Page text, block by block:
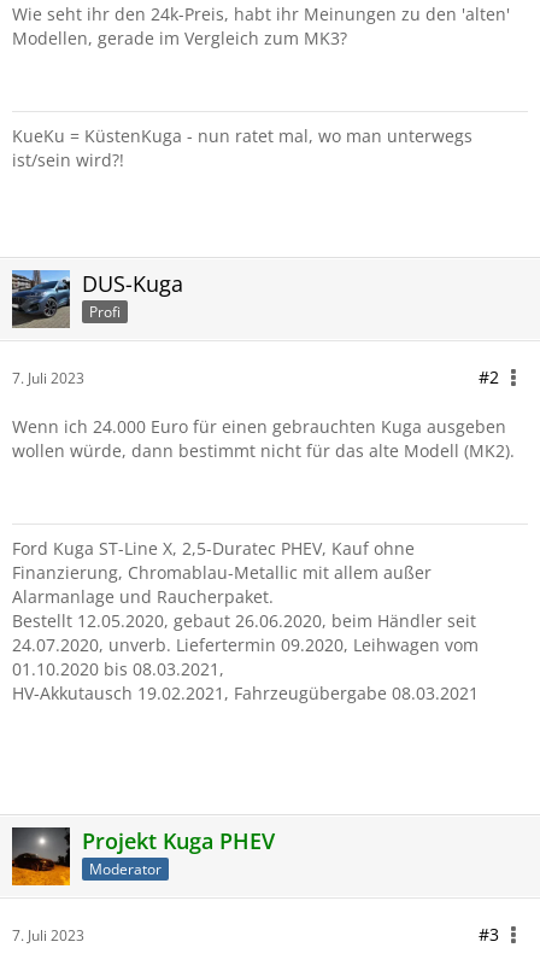
Wie seht ihr den 24k-Preis, habt ihr Meinungen zu den 'alten'
Modellen, gerade im Vergleich zum MK3?
KueKu = KüstenKuga - nun ratet mal, wo man unterwegs
ist/sein wird?!
DUS-Kuga
Profi
7. Juli 2023 #2
Wenn ich 24.000 Euro für einen gebrauchten Kuga ausgeben
wollen würde, dann bestimmt nicht für das alte Modell (MK2).
Ford Kuga ST-Line X, 2,5-Duratec PHEV, Kauf ohne
Finanzierung, Chromablau-Metallic mit allem außer
Alarmanlage und Raucherpaket.
Bestellt 12.05.2020, gebaut 26.06.2020, beim Händler seit
24.07.2020, unverb. Liefertermin 09.2020, Leihwagen vom
01.10.2020 bis 08.03.2021,
HV-Akkutausch 19.02.2021, Fahrzeugübergabe 08.03.2021
Projekt Kuga PHEV
Moderator
7. Juli 2023 #3